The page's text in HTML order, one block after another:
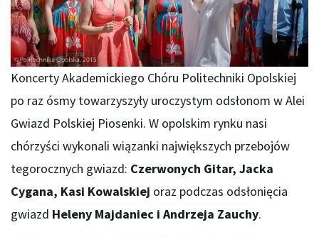
Koncerty Akademickiego Chóru Politechniki Opolskiej
po raz ósmy towarzyszyły uroczystym odsłonom w Alei
Gwiazd Polskiej Piosenki. W opolskim rynku nasi
chórzyści wykonali wiązanki największych przebojów
tegorocznych gwiazd: Czerwonych Gitar, Jacka
Cygana, Kasi Kowalskiej oraz podczas odsłonięcia
gwiazd Heleny Majdaniec i Andrzeja Zauchy.